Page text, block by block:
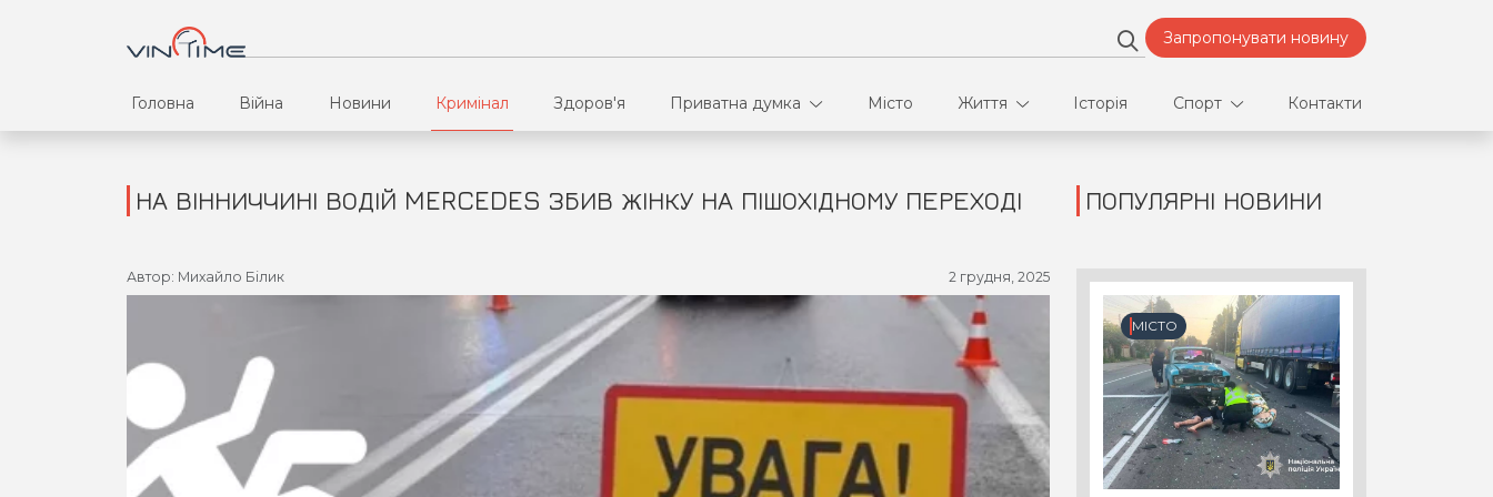
Запропонувати новину
Головна Війна Новини Кримінал Здоров'я Приватна думка
В кулуарах
Місто Життя
Відео
Конфлікти
Партнери
Спорт
Історія Спорт
Футбол
Контакти
НА ВІННИЧЧИНІ ВОДІЙ MERCEDES ЗБИВ ЖІНКУ НА ПІШОХІДНОМУ ПЕРЕХОДІ
Автор: Михайло Білик 2 грудня, 2025
ПОПУЛЯРНІ НОВИНИ
МІСТО